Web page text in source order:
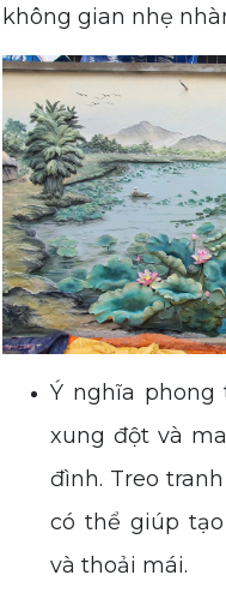
không gian nhẹ
Ý nghĩa phong
xung đột và
đình. Treo
có thể giúp
và thoải mái.